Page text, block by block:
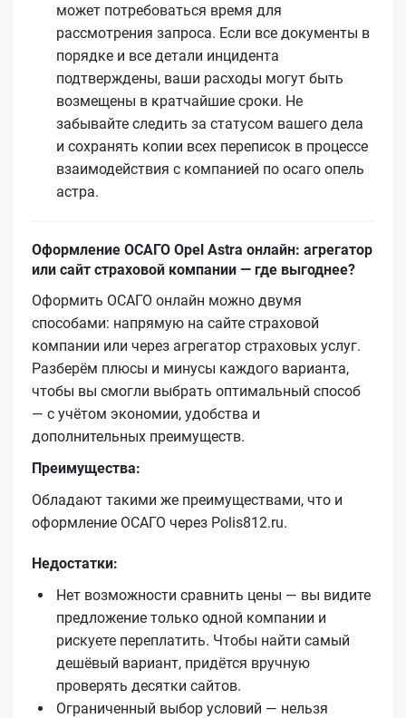
может потребоваться время для
рассмотрения запроса. Если все документы в
порядке и все детали инцидента
подтверждены, ваши расходы могут быть
возмещены в кратчайшие сроки. Не
забывайте следить за статусом вашего дела
и сохранять копии всех переписок в процессе
взаимодействия с компанией по осаго опель
астра.
Оформление ОСАГО Opel Astra онлайн: агрегатор
или сайт страховой компании — где выгоднее?
Оформить ОСАГО онлайн можно двумя
способами: напрямую на сайте страховой
компании или через агрегатор страховых услуг.
Разберём плюсы и минусы каждого варианта,
чтобы вы смогли выбрать оптимальный способ
— с учётом экономии, удобства и
дополнительных преимуществ.
Преимущества:
Обладают такими же преимуществами, что и
оформление ОСАГО через Polis812.ru.
Недостатки:
Нет возможности сравнить цены — вы видите
предложение только одной компании и
рискуете переплатить. Чтобы найти самый
дешёвый вариант, придётся вручную
проверять десятки сайтов.
Ограниченный выбор условий — нельзя